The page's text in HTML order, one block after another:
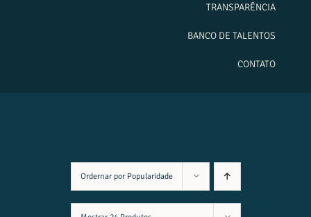
TRANSPARÊNCIA
BANCO DE TALENTOS
CONTATO
Ordernar por Popularidade